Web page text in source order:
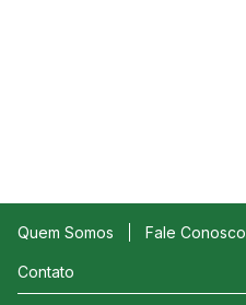
Quem Somos Fale Conosco
Contato